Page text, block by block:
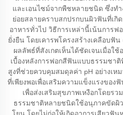
และเอนไซม์จากพืชหลายชนิด ซึ่งท
ย่อยสลายคราบสกปรกบนผิวฟันที่เกิ
อาหารทั่วไป วิธีการเหล่านี้เน้นการ
ยั่งยืน โดยเคารพโครงสร้างเคลือบฟั
ผลลัพธ์ที่สังเกตเห็นได้ชัดเจนเมื่อใ
เบื้องหลังการฟอกสีฟันแบบธรรมชา
สูงที่ช่วยควบคุมสมดุลค่า pH อย่างเ
ที่เพียงพอเพื่อเสริมความแข็งแรงขอ
เพื่อส่งเสริมสุขภาพเหงือกโดยร
ธรรมชาติหลายชนิดใช้อนุภาคขัดผิ